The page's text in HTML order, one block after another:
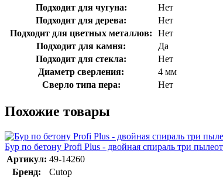
Подходит для чугуна:
Нет
Подходит для дерева:
Нет
Подходит для цветных металлов:
Нет
Подходит для камня:
Да
Подходит для стекла:
Нет
Диаметр сверления:
4 мм
Сверло типа пера:
Нет
Похожие товары
Бур по бетону Profi Plus - двойная спираль три
Артикул: 49-14260
Бренд:
Cutop